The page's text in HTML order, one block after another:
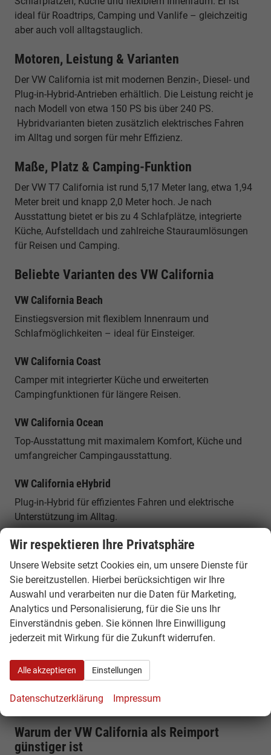
ideal für Roadtrips, Camping und Vanlife – gleichzeitig
aber auch voll alltagstauglich.
Motoren, Leistung & Varianten
Der VW California ist mit modernen Benzin-, Diesel- und
Plug-in-Hybrid-Antrieben erhältlich. Die Leistung reicht je
nach Modell von etwa 150 PS bis über 240 PS.
Hybridvarianten bieten zusätzlich elektrisches Fahren
im Alltag und sorgen für mehr Effizienz.
Maße, Platz & Camping-Funktion
Der VW T7 California ist rund 5,17 Meter lang, etwa 1,94
Meter breit und knapp 2,0 Meter hoch. Je nach
Ausstattung bietet er bis zu 4 Schlafplätze, integrierte
Küche, Aufstelldach und zahlreiche Stauraumlösungen
für Reisen und Camping.
Beliebte Varianten des VW California
VW California Beach
Einstiegsversion mit flexiblem Innenraum und
Schlafmöglichkeiten – ideal für Einsteiger.
VW California Coast
Camper mit integrierter Küche und erweiterten
Campingfunktionen für längere Reisen.
VW California Ocean
Top-Ausstattung mit maximalem Komfort, Küche und
umfangreicher Campingausstattung.
VW California eHybrid
Plug-in-Hybrid für effizientes Fahren und elektrische
Unterstützung im Alltag.
Alltag & Vanlife
Der VW California ist sowohl Camper als auch
Alltagsfahrzeug. Er eignet sich für Pendler, Familien und
Reisende gleichermaßen und ermöglicht spontane Trips
ohne zusätzliche Planung.
Komfort, Technik & Ausstattung
Der California bietet modernes Infotainment, digitales
Cockpit und zahlreiche Assistenzsysteme. Gleichzeitig
Küche, Kühlschrank und Schlafsystem.
Warum der VW California als Reimport
günstiger ist
Wir respektieren Ihre Privatsphäre
Unsere Website setzt Cookies ein, um unsere Dienste für
Sie bereitzustellen. Hierbei berücksichtigen wir Ihre
Auswahl und verarbeiten nur die Daten für Marketing,
Analytics und Personalisierung, für die Sie uns Ihr
Einverständnis geben. Sie können Ihre Einwilligung
jederzeit mit Wirkung für die Zukunft widerrufen.
Alle akzeptieren Einstellungen
Datenschutzerklärung Impressum